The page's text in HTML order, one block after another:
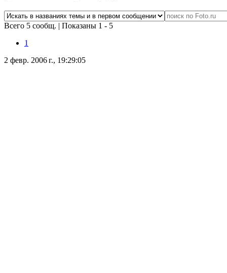
Всего 5 сообщ. | Показаны 1 - 5
1
2 февр. 2006 г., 19:29:05